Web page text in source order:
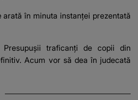
arată în minuta instanţei prezentată
Presupușii traficanți de copii din
Acum vor să dea în judecată